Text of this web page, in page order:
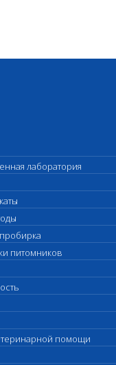
лаборатория
питомников
помощи